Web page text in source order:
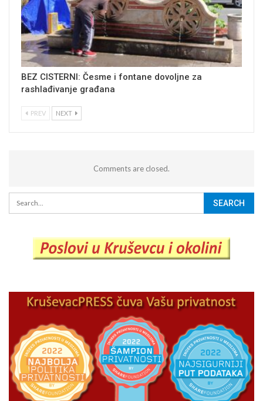
BEZ CISTERNI: Česme i fontane dovoljne za
rashlađivanje građana
PREV NEXT
Comments are closed.